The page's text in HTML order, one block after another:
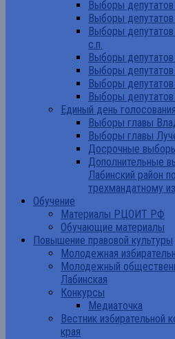
Выборы
Выборы
Выборы
с.п.
Выборы
Выборы
Выборы
Выборы
Единый день
Выборы главы
Выборы главы
Досрочные
Дополнительные
Лабинский район
трехмандатному
Обучение
Материалы РЦОИТ РФ
Обучающие материалы
Повышение правовой культуры
Молодежная
Молодежный
Лабинская
Конкурсы
Медиаточка
Вестник избирательной
края